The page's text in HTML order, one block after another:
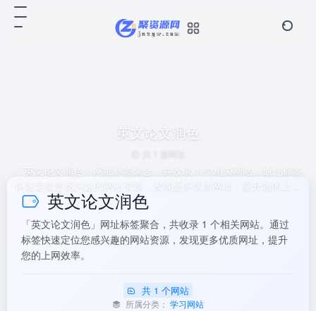
英文论文润色
「英文论文润色」网址标签聚合，共收录 1 个相关网站。通过标签
快速定位您感兴趣的网站资源，发现更多优质网址，提升您的上网
效率。
英文论文润色
「英文论文润色」网址标签聚合，共收录 1 个相关网站。通过
标签快速定位您感兴趣的网站资源，发现更多优质网址，提升
您的上网效率。
共 1 个网站
所属分类： 学习网站